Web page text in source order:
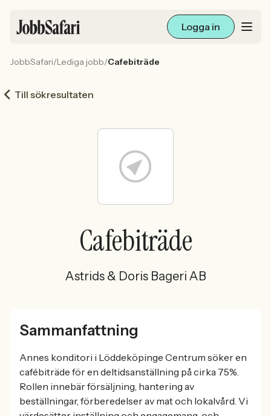
Logga in
Arbetsliv och karriär
För arbetsgivare
Sök med AI
Ny här? Skapa konto
JobbSafari/Lediga jobb/Cafebiträde
Till sökresultaten
Cafebiträde
Astrids & Doris Bageri AB
Sammanfattning
Annes konditori i Löddeköpinge Centrum söker en
cafébiträde för en deltidsanställning på cirka 75%.
Rollen innebär försäljning, hantering av
beställningar, förberedelser av mat och lokalvård. Vi